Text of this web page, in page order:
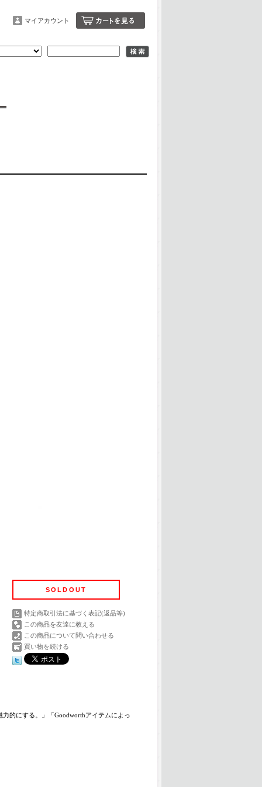
マイアカウント
SOLDOUT
特定商取引法に基づく表記(返品等)
この商品を友達に教える
この商品について問い合わせる
買い物を続ける
的にする。」「Goodworthアイテムによっ